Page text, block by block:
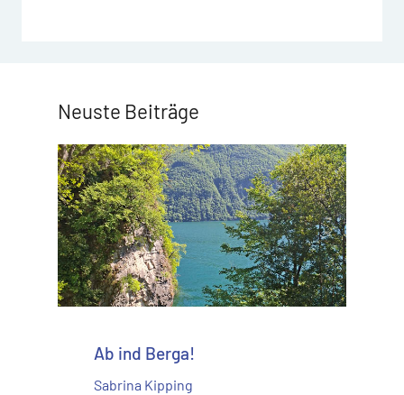
Neuste Beiträge
Ab ind Berga!
Sabrina Kipping